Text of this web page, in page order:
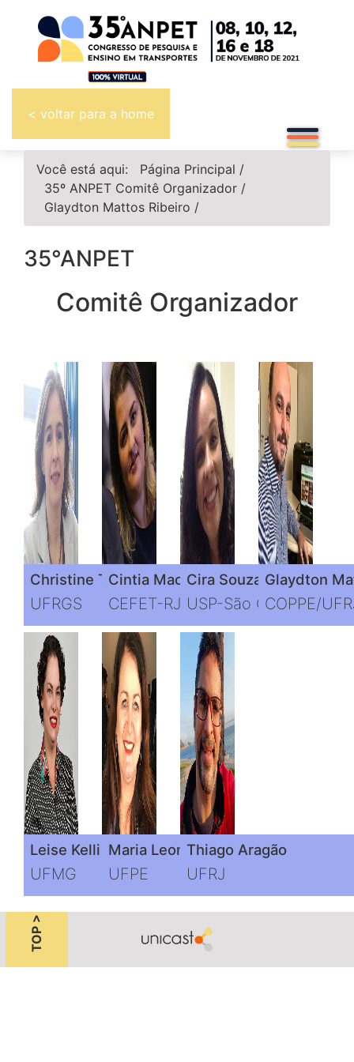
< voltar para a home
Você está aqui: Página Principal /
35º ANPET Comitê Organizador /
Glaydton Mattos Ribeiro /
35°ANPET
Comitê Organizador
Christine Tessele Nodari
UFRGS
Cintia Machado de Oliveira
CEFET-RJ
Cira Souza Pitombo
USP-São Carlos
Glaydton
COPPE/
Leise Kelli de Oliveira
UFMG
Maria Leonor Alves Maia
UFPE
Thiago Aragão
UFRJ
TOP >